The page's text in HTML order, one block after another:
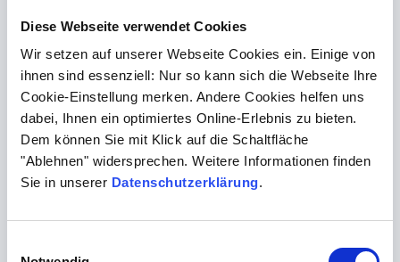
Diese Webseite verwendet Cookies
Wir setzen auf unserer Webseite Cookies ein. Einige von
ihnen sind essenziell: Nur so kann sich die Webseite Ihre
Cookie-Einstellung merken. Andere Cookies helfen uns
dabei, Ihnen ein optimiertes Online-Erlebnis zu bieten.
Dem können Sie mit Klick auf die Schaltfläche
"Ablehnen" widersprechen. Weitere Informationen finden
Sie in unserer Datenschutzerklärung.
mehr erfahren
Hygiene
Wonach beurteilen Patienten eine Klinik?
mehr erfahren